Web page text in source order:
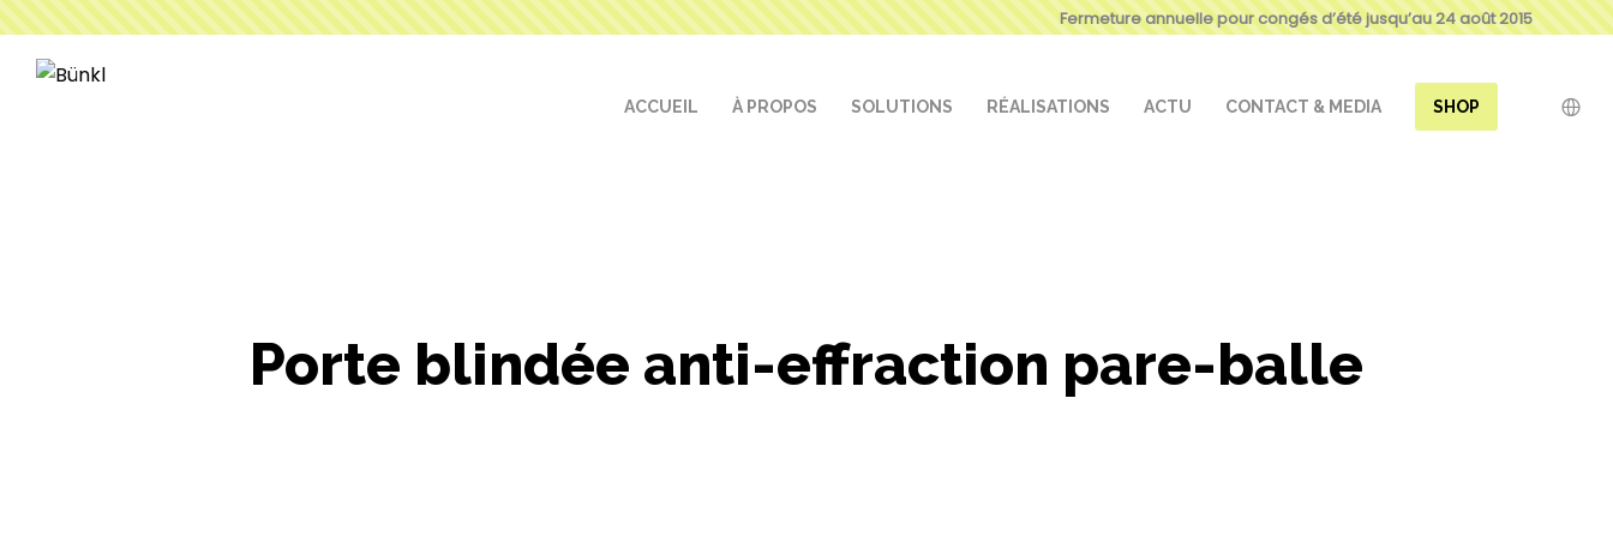
Fermeture annuelle pour congés d’été jusqu’au 24 août 2015
ACCUEIL À PROPOS SOLUTIONS RÉALISATIONS ACTU CONTACT & MEDIA SHOP
Porte blindée anti-effraction pare-balle